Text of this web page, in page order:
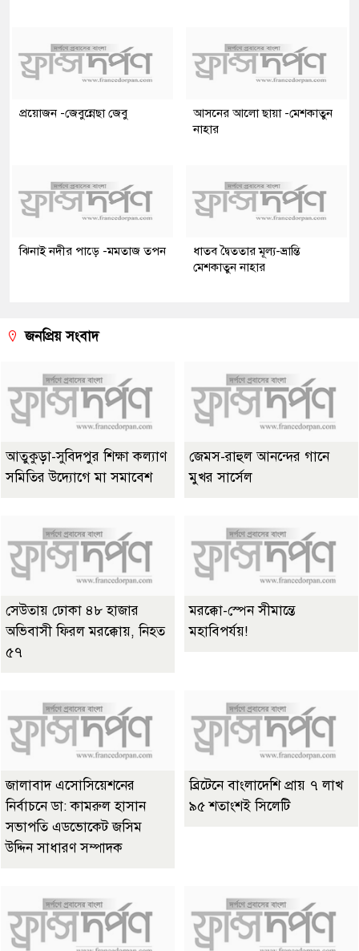
প্রয়োজন -জেবুন্নেছা জেবু
আসনের আলো ছায়া -মেশকাতুন
নাহার
ঝিনাই নদীর পাড়ে -মমতাজ তপন
ধাতব দ্বৈততার মূল্য-ভ্রান্তি
মেশকাতুন নাহার
জনপ্রিয় সংবাদ
আতুকুড়া-সুবিদপুর শিক্ষা কল্যাণ
সমিতির উদ্যোগে মা সমাবেশ
জেমস-রাহুল আনন্দের গানে
মুখর সার্সেল
সেউতায় ঢোকা ৪৮ হাজার
অভিবাসী ফিরল মরক্কোয়, নিহত
৫৭
মরক্কো-স্পেন সীমান্তে
মহাবিপর্যয়!
জালাবাদ এসোসিয়েশনের
নির্বাচনে ডা: কামরুল হাসান
সভাপতি এডভোকেট জসিম
উদ্দিন সাধারণ সম্পাদক
ব্রিটেনে বাংলাদেশি প্রায় ৭ লাখ
৯৫ শতাংশই সিলেটি